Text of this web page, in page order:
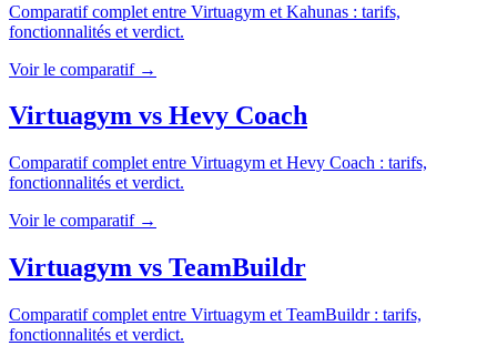
Comparatif complet entre Virtuagym et Kahunas : tarifs,
fonctionnalités et verdict.
Voir le comparatif →
Virtuagym vs Hevy Coach
Comparatif complet entre Virtuagym et Hevy Coach : tarifs,
fonctionnalités et verdict.
Voir le comparatif →
Virtuagym vs TeamBuildr
Comparatif complet entre Virtuagym et TeamBuildr: tarifs,
fonctionnalités et verdict.